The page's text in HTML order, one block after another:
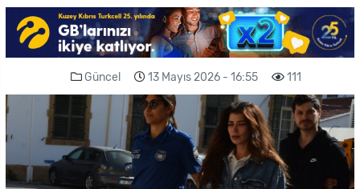
Güncel 13 Mayıs 2026 - 16:55 111